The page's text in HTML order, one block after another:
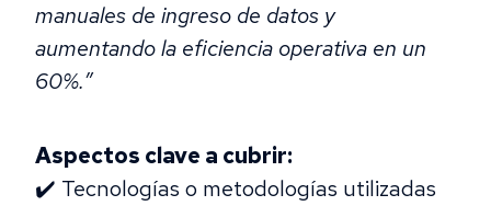
manuales de ingreso de datos y
aumentando la eficiencia operativa en un
60%.”
Aspectos clave a cubrir:
✔️ Tecnologías o metodologías utilizadas